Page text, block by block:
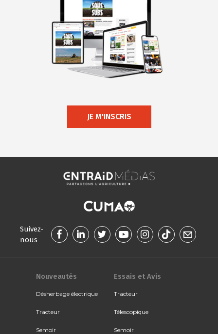
JE M'INSCRIS
Suivez-
nous
Nouveautés
Désherbage électrique
Tracteur
Semoir
Essais et Avis
Tracteur
Télescopique
Semoir